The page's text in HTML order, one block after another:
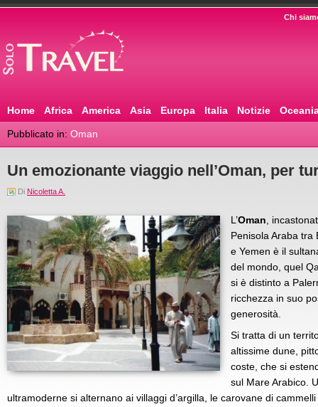
Chi
Home Africa America Asia Europa Italia Notizie
Pubblicato in: Oman
Un emozionante viaggio nell’Oman, per
Di Nicoletta A.
L’Oman ,
Penisola Araba tra
e Yemen è il
del mondo, quel
si è distinto a
ricchezza in suo
generosità.
Si tratta di un
altissime dune,
coste, che si
sul Mare Arabico.
ultramoderne si alternano ai villaggi d’argilla, le carovane di